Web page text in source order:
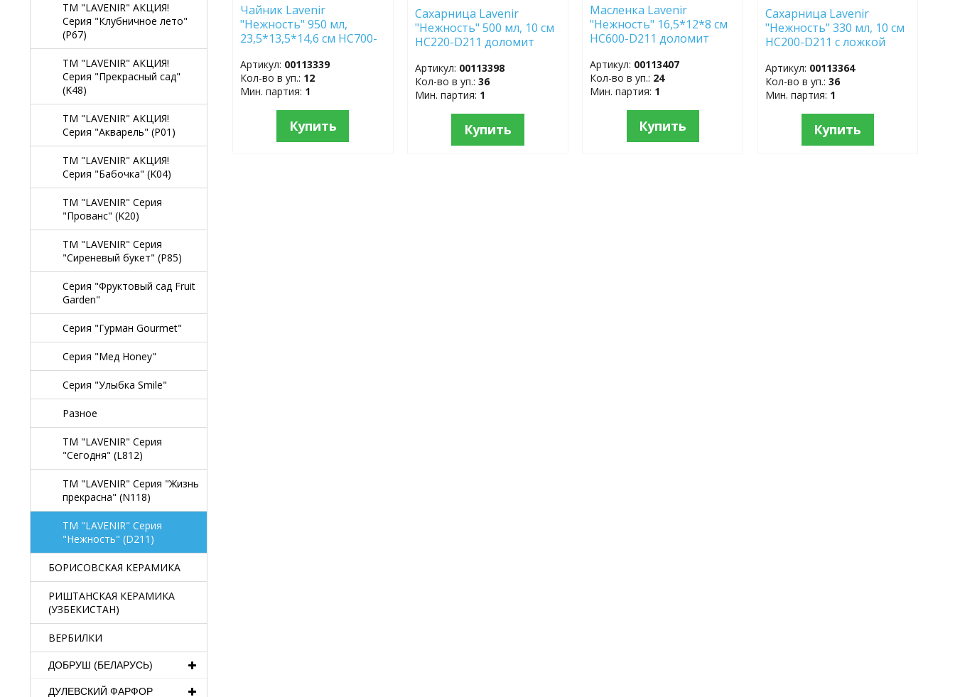
TM "LAVENIR" АКЦИЯ!
Серия "Клубничное лето"
(P67)
TM "LAVENIR" АКЦИЯ!
Серия "Прекрасный сад"
(K48)
TM "LAVENIR" АКЦИЯ!
Серия "Акварель" (P01)
TM "LAVENIR" АКЦИЯ!
Серия "Бабочка" (K04)
TM "LAVENIR" Серия
"Прованс" (K20)
TM "LAVENIR" Серия
"Сиреневый букет" (P85)
Серия "Фруктовый сад Fruit
Garden"
Серия "Гурман Gourmet"
Серия "Мед Honey"
Серия "Улыбка Smile"
Разное
TM "LAVENIR" Серия
"Сегодня" (L812)
TM "LAVENIR" Серия "Жизнь
прекрасна" (N118)
TM "LAVENIR" Серия
"Нежность" (D211)
БОРИСОВСКАЯ КЕРАМИКА
РИШТАНСКАЯ КЕРАМИКА
(УЗБЕКИСТАН)
ВЕРБИЛКИ
ДОБРУШ (БЕЛАРУСЬ)
ДУЛЕВСКИЙ ФАРФОР
Чайник Lavenir
"Нежность" 950 мл,
23,5*13,5*14,6 см HC700-
Артикул: 00113339
Кол-во в уп.: 12
Мин. партия: 1
Купить
Сахарница Lavenir
"Нежность" 500 мл, 10 см
HC220-D211 доломит
Артикул: 00113398
Кол-во в уп.:36
Мин. партия: 1
Купить
Масленка Lavenir
"Нежность" 16,5*12*8 см
HC600-D211 доломит
Артикул: 00113407
Кол-во в уп.: 24
Мин. партия: 1
Купить
Сахарница Lavenir
"Нежность" 330 мл, 10 см
HC200-D211 с ложкой
Артикул: 00113364
Кол-во в уп.: 36
Мин. партия: 1
Купить